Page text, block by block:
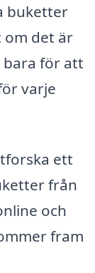
buketter
om det är
bara för att
varje
ett
från
och
fram